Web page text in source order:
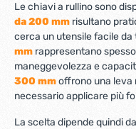
Le chiavi a rullino sono
da 200 mm risultano
cerca un utensile facile
mm rappresentano
maneggevolezza e
300 mmoffrono una leva
necessario applicare più
La scelta dipende quindi